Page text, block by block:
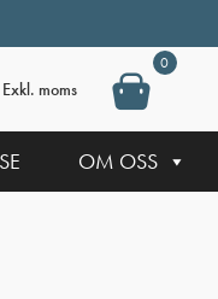
Exkl. moms
0
OM OSS